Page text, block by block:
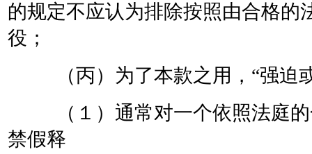
的规定不应认为排除按照由合格的
役；
（丙）为了本款之用，“强迫或
（１）通常对一个依照法庭的
禁假释